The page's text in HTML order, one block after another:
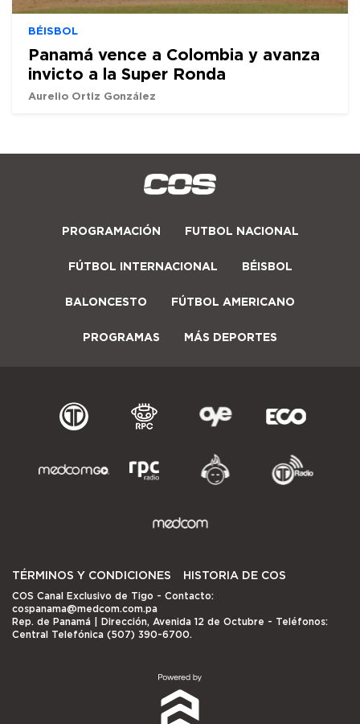
BÉISBOL
Panamá vence a Colombia y avanza
invicto a la Super Ronda
Aurelio Ortiz González
PROGRAMACIÓN FUTBOL NACIONAL
FÚTBOL INTERNACIONAL BÉISBOL
BALONCESTO FÚTBOL AMERICANO
PROGRAMAS MÁS DEPORTES
TÉRMINOS Y CONDICIONES HISTORIA DE COS
COS Canal Exclusivo de Tigo - Contacto:
cospanama@medcom.com.pa
Rep. de Panamá | Dirección, Avenida 12 de Octubre - Teléfonos:
Central Telefónica (507) 390-6700.